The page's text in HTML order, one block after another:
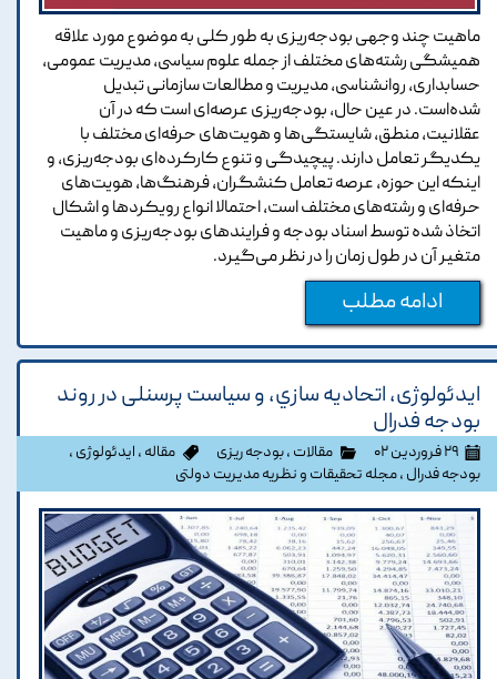
ماهیت چند وجهی بودجه‌ریزی به طور کلی به موضوع مورد علاقه
همیشگی رشته‌های مختلف از جمله علوم سیاسی، مدیریت عمومی،
حسابداری، روانشناسی، مدیریت و مطالعات سازمانی تبدیل
شده‌است. در عین حال، بودجه‌ریزی عرصه‌ای است که در آن
عقلانیت، منطق، شایستگی‌ها و هویت‌های حرفه‌ای مختلف با
یکدیگر تعامل دارند. پیچیدگی و تنوع کارکرده‌ای بودجه‌ریزی، و
اینکه این حوزه، عرصه تعامل کنشگران، فرهنگ‌ها، هویت‌های
حرفه‌ای و رشته‌های مختلف است، احتمالا انواع رویکردها و اشکال
اتخاذ شده توسط اسناد بودجه و فرایندهای بودجه‌ریزی ‏و ماهیت
متغیر آن در طول زمان را در نظر می‌گیرد.
ادامه مطلب
ایدئولوژی، اتحاديه سازي، و سیاست پرسنلی در روند
بودجه فدرال
۲۹ فروردین ۰۲ مقالات ،بودجه ریزی مقاله ، ایدئولوژی ،
بودجه فدرال ،مجله تحقیقات و نظریه مدیریت دولتی